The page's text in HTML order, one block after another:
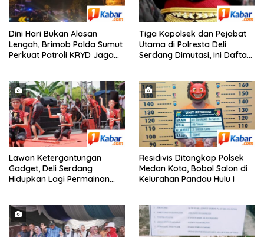
Dini Hari Bukan Alasan
Lengah, Brimob Polda Sumut
Perkuat Patroli KRYD Jaga
Tiga Kapolsek dan Pejabat
Utama di Polresta Deli
Serdang Dimutasi, Ini Daftar
Lawan Ketergantungan
Gadget, Deli Serdang
Hidupkan Lagi Permainan
Residivis Ditangkap Polsek
Medan Kota, Bobol Salon di
Kelurahan Pandau Hulu I